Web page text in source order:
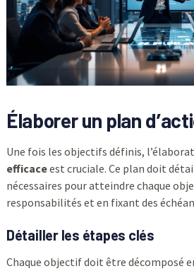
Élaborer un plan
Une fois les objectifs définis,
efficaceest cruciale. Ce plan doit
nécessaires pour atteindre chaque
responsabilités et en fixant des
Détailler les étapes clés
Chaque objectif doit être décomposé